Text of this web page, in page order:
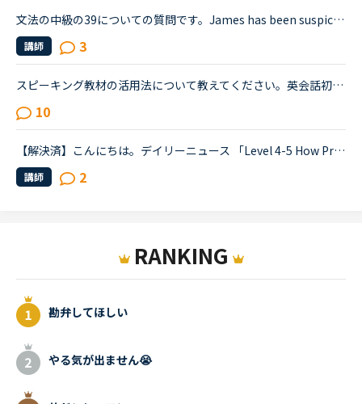
文法の中級の39についての質問です。James has been suspicious about Andrew's strange behavior lately.James「 Frankly, I don't know why you are still going to that farm. You were only going there for ...
講師 3
スピーキング教材の活用法について教えてください。英会話初心者です。自己紹介・今日何してた？の問いかけに何とか答えられる程度でリスニング・スピーキング共にまだまだ…というレベルです。海外旅行が好きなの...
10
【解決済】こんにちは。デイリーニュース 「Level 4-5 How Processed Food Helped Humanity」 の第2パラグラフ、The small size of teeth in early humans can only be explained by food becoming easier to eat...
講師 2
RANKING
勘弁してほしい
やる気が出ません😭